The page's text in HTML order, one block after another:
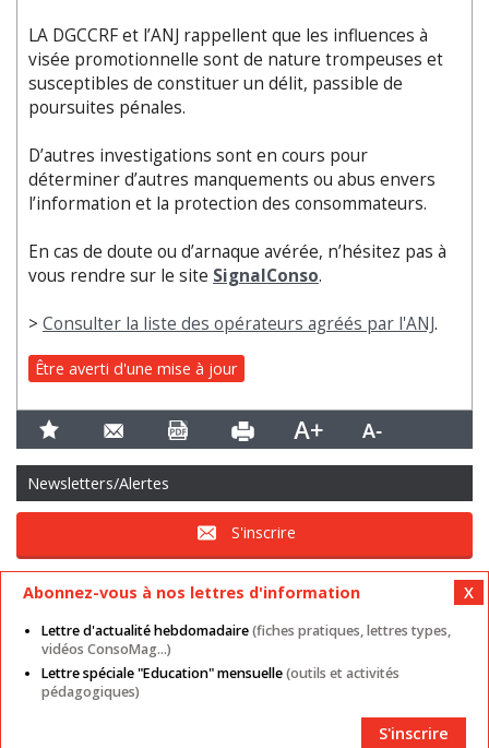
LA DGCCRF et l’ANJ rappellent que les influences à
visée promotionnelle sont de nature trompeuses et
susceptibles de constituer un délit, passible de
poursuites pénales.
D’autres investigations sont en cours pour
déterminer d’autres manquements ou abus envers
l’information et la protection des consommateurs.
En cas de doute ou d’arnaque avérée, n’hésitez pas à
vous rendre sur le site SignalConso.
> Consulter la liste des opérateurs agréés par l'ANJ.
Être averti d'une mise à jour
Newsletters/Alertes
S'inscrire
Mentions légales Nos autres sites CGU
Données personnelles
Abonnez-vous à nos lettres d'information
Lettre d'actualité hebdomadaire(fiches pratiques, lettres types,
vidéos ConsoMag...)
Lettre spéciale "Education" mensuelle(outils et activités
pédagogiques)
S'inscrire